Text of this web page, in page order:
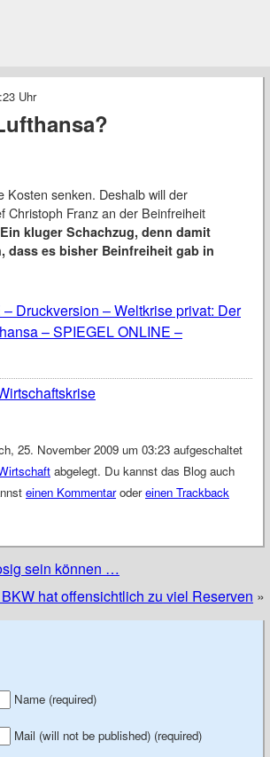
Uhr
Kosten senken. Deshalb will der
Christoph Franz an der Beinfreiheit
Ein kluger Schachzug, denn damit
dass es bisher Beinfreiheit gab in
Druckversion – Weltkrise privat: Der
– SPIEGEL ONLINE –
25. November 2009 um 03:23 aufgeschaltet
abgelegt. Du kannst das Blog auch
einen Kommentarodereinen Trackback
sein können …
hat offensichtlich zu viel Reserven »
Name (required)
Mail (will not be published) (required)